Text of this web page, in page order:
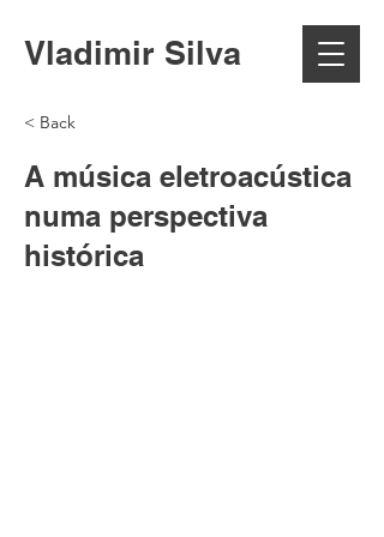
Vladimir Silva
< Back
A música eletroacústica
numa perspectiva
histórica